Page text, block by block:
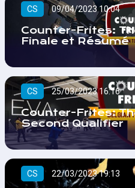
CS 09/04/2023 10:04
Counter-Frites:
Finale et Résumé
CS 25/03/2023 16:16
Counter-Frites:
Second Qualifier
CS 22/03/2023 19:13